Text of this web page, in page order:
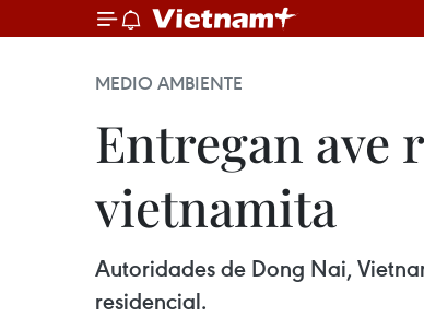
MEDIO AMBIENTE
Entregan ave
vietnamita
Autoridades de Dong Nai,
residencial.